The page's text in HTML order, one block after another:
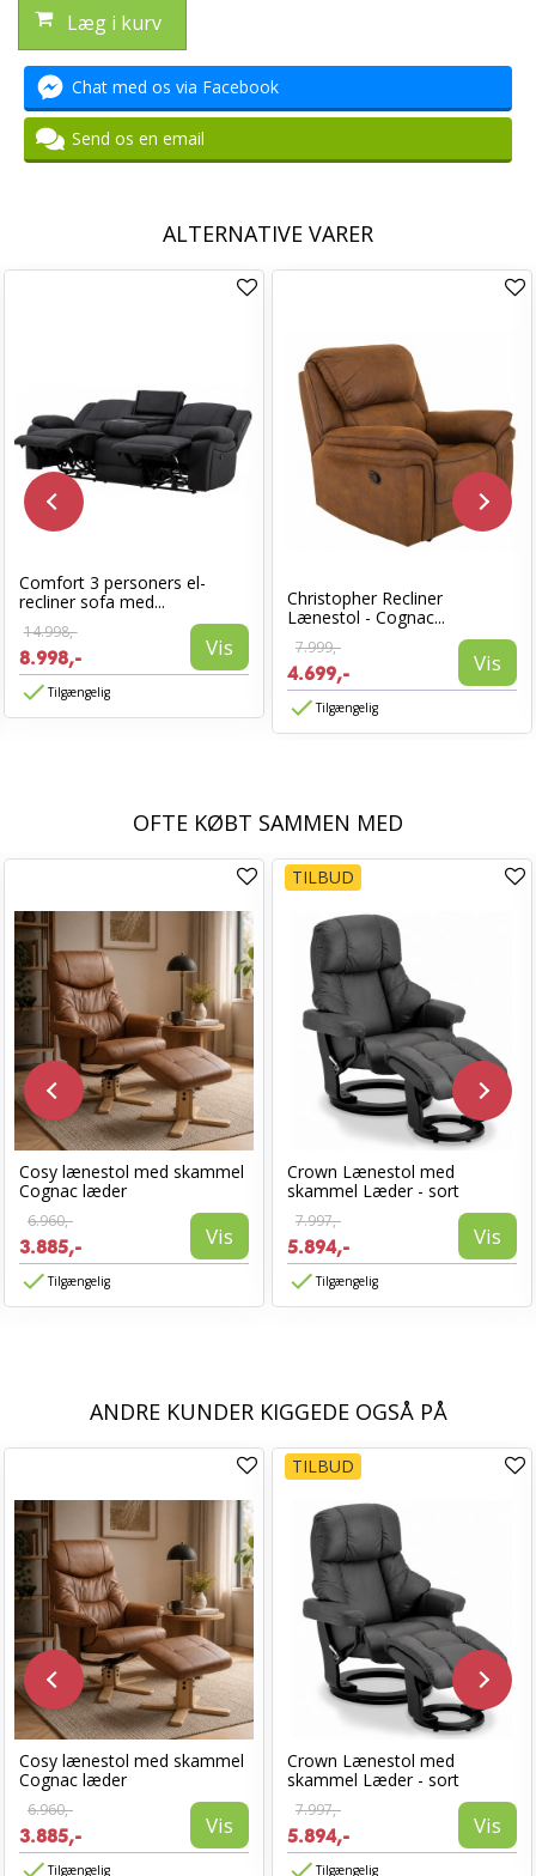
Læg i kurv
Chat med os via Facebook
Send os en email
ALTERNATIVE VARER
Comfort 3 personers el-
recliner sofa med...
14.998,-
8.998,- Vis
Tilgængelig
Christopher Recliner
Lænestol - Cognac...
7.999,-
4.699,- Vis
Tilgængelig
OFTE KØBT SAMMEN MED
Cosy lænestol med skammel
Cognac læder
6.960,-
3.885,- Vis
Tilgængelig
TILBUD
Crown Lænestol med
skammel Læder - sort
7.997,-
5.894,- Vis
Tilgængelig
ANDRE KUNDER KIGGEDE OGSÅ PÅ
Cosy lænestol med skammel
Cognac læder
6.960,-
3.885,- Vis
Tilgængelig
TILBUD
Crown Lænestol med
skammel Læder - sort
7.997,-
5.894,- Vis
Tilgængelig